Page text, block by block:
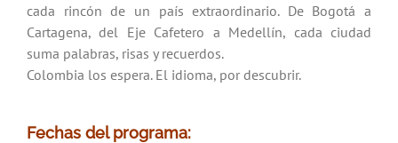
cada rincón de un país extraordinario. De Bogotá a
Cartagena, del Eje Cafetero a Medellín, cada ciudad
suma palabras, risas y recuerdos.
Colombia los espera. El idioma, por descubrir.
Fechas del programa: